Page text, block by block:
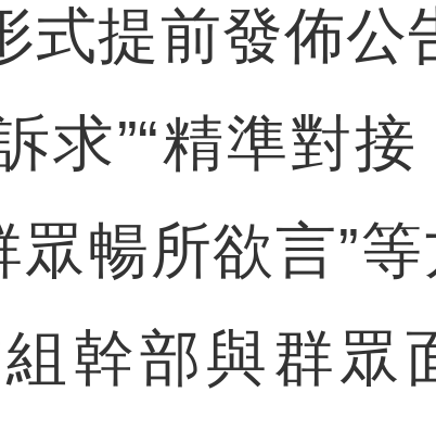
式提前發佈公
求”“精準對
眾暢所欲言”
幹部與群眾